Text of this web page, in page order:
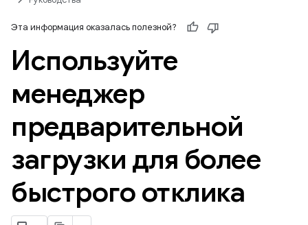
Эта информация оказалась полезной?
Используйте
менеджер
предварительной
загрузки для более
быстрого отклика